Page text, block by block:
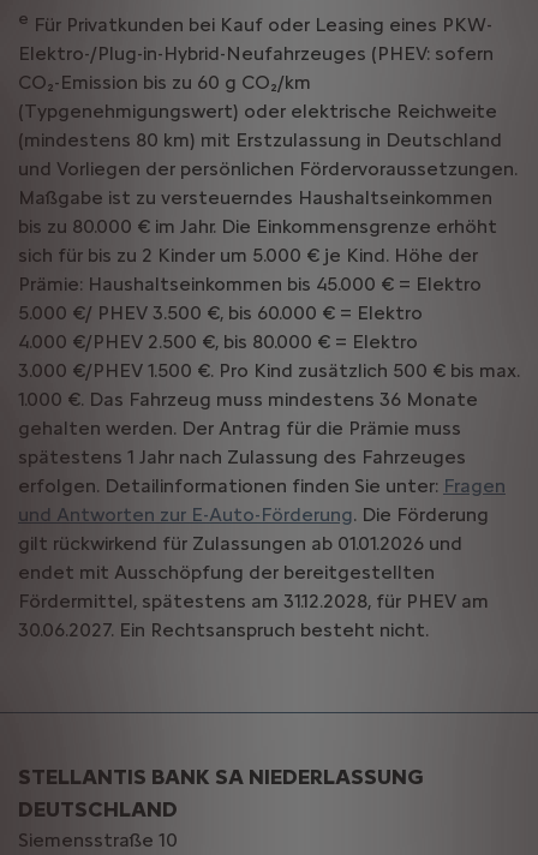
e Für Privatkunden bei Kauf oder Leasing eines PKW-
Elektro-/Plug-in-Hybrid-Neufahrzeuges (PHEV: sofern
CO₂-Emission bis zu 60 g CO₂/km
(Typgenehmigungswert) oder elektrische Reichweite
(mindestens 80 km) mit Erstzulassung in Deutschland
und Vorliegen der persönlichen Fördervoraussetzungen.
Maßgabe ist zu versteuerndes Haushaltseinkommen
bis zu 80.000 € im Jahr. Die Einkommensgrenze erhöht
sich für bis zu 2 Kinder um 5.000 € je Kind. Höhe der
Prämie: Haushaltseinkommen bis 45.000 € = Elektro
5.000 €/ PHEV 3.500 €, bis 60.000 € = Elektro
4.000 €/PHEV 2.500 €, bis 80.000 € = Elektro
3.000 €/PHEV 1.500 €. Pro Kind zusätzlich 500 € bis max.
1.000 €. Das Fahrzeug muss mindestens 36 Monate
gehalten werden. Der Antrag für die Prämie muss
spätestens 1 Jahr nach Zulassung des Fahrzeuges
erfolgen. Detailinformationen finden Sie unter: Fragen
und Antworten zur E-Auto-Förderung. Die Förderung
gilt rückwirkend für Zulassungen ab 01.01.2026 und
endet mit Ausschöpfung der bereitgestellten
Fördermittel, spätestens am 31.12.2028, für PHEV am
30.06.2027. Ein Rechtsanspruch besteht nicht.
STELLANTIS BANK SA NIEDERLASSUNG
DEUTSCHLAND
Siemensstraße 10